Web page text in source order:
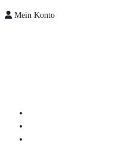
Mein Konto